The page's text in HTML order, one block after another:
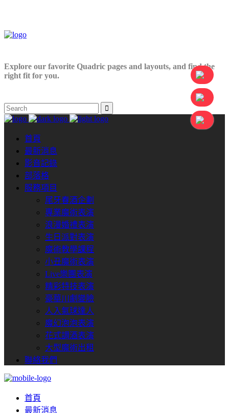
Explore our favorite Quadric pages and layouts, and find the
right fit for you.
首頁
最新消息
影音記錄
部落格
服務項目
尾牙春酒企劃
專業魔術表演
浪漫婚禮表演
生日派對表演
魔術教學課程
小丑魔術表演
Live樂團表演
精彩特技表演
豪華川劇變臉
人入氣球達人
魔幻泡泡表演
花式調酒表演
大型魔術出租
聯絡我們
首頁
最新消息